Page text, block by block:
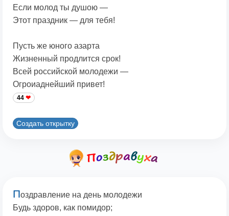
Если молод ты душою —
Этот праздник — для тебя!
Пусть же юного азарта
Жизненный продлится срок!
Всей российской молодежи —
Огроиаднейший привет!
44
Создать открытку
Поздравление на день молодежи
Будь здоров, как помидор;